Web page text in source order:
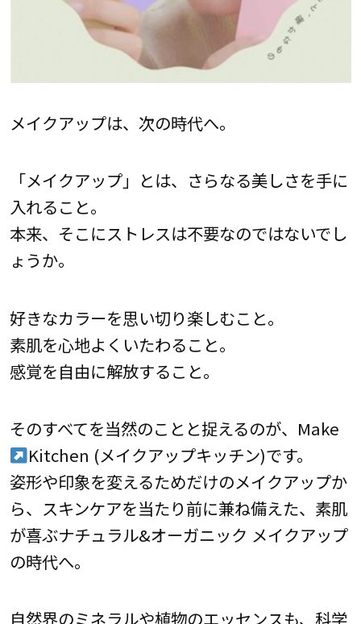
メイクアップは、次の時代へ。
「メイクアップ」とは、さらなる美しさを手に
入れること。
本来、そこにストレスは不要なのではないでし
ょうか。
好きなカラーを思い切り楽しむこと。
素肌を心地よくいたわること。
感覚を自由に解放すること。
そのすべてを当然のことと捉えるのが、Make
Kitchen (メイクアップキッチン)です。
姿形や印象を変えるためだけのメイクアップか
ら、スキンケアを当たり前に兼ね備えた、素肌
が喜ぶナチュラル&オーガニック メイクアップ
の時代へ。
自然界のミネラルや植物のエッセンスも、科学